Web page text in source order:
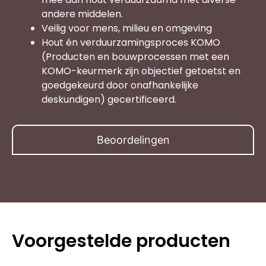
Beoordelingen
andere middelen.
Veilig voor mens, milieu en omgeving
Hout én verduurzamingsproces KOMO
(Producten en bouwprocessen met een
KOMO-keurmerk zijn objectief getoetst en
goedgekeurd door onafhankelijke
deskundigen) gecertificeerd.
Voorgestelde producten